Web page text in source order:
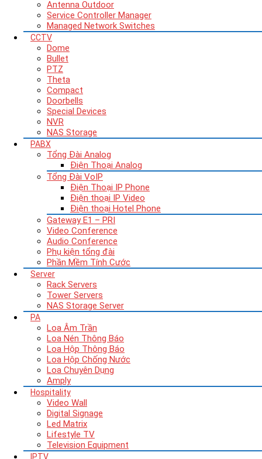
Antenna Outdoor
Service Controller Manager
Managed Network Switches
CCTV
Dome
Bullet
PTZ
Theta
Compact
Doorbells
Special Devices
NVR
NAS Storage
PABX
Tổng Đài Analog
Điện Thoại Analog
Tổng Đài VoIP
Điện Thoại IP Phone
Điện thoại IP Video
Điện thoại Hotel Phone
Gateway E1 – PRI
Video Conference
Audio Conference
Phụ kiện tổng đài
Phần Mềm Tính Cước
Server
Rack Servers
Tower Servers
NAS Storage Server
PA
Loa Âm Trần
Loa Nén Thông Báo
Loa Hộp Thông Báo
Loa Hộp Chống Nước
Loa Chuyên Dụng
Amply
Hospitality
Video Wall
Digital Signage
Led Matrix
Lifestyle TV
Television Equipment
IPTV